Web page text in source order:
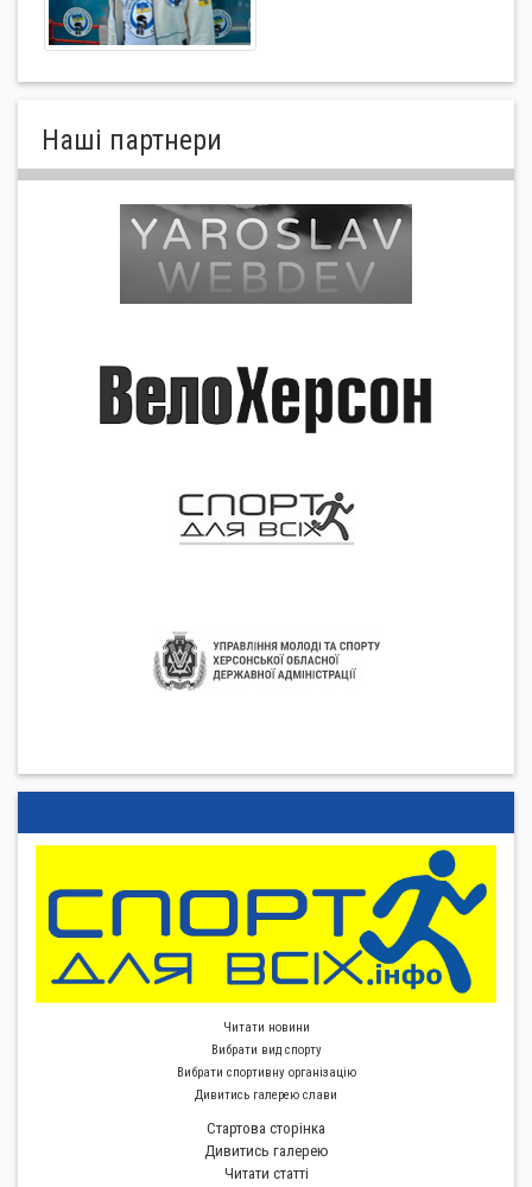
Нашi партнери
Читати новини
Вибрати вид спорту
Вибрати спортивну органiзацiю
Дивитись галерею слави
Стартова сторiнка
Дивитись галерею
Читати статті